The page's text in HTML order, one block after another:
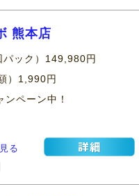
熊本店
パック）149,980円
）1,990円
ペーン中！
る